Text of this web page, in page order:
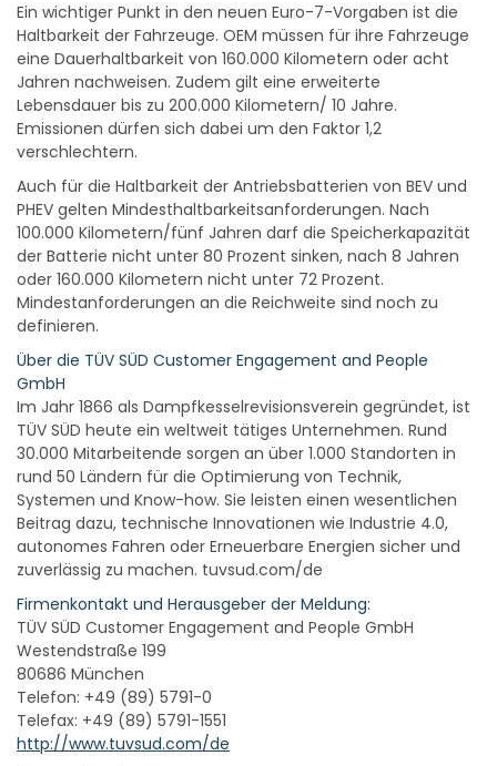
Ein wichtiger Punkt in den neuen Euro-7-Vorgaben ist die
Haltbarkeit der Fahrzeuge. OEM müssen für ihre Fahrzeuge
eine Dauerhaltbarkeit von 160.000 Kilometern oder acht
Jahren nachweisen. Zudem gilt eine erweiterte
Lebensdauer bis zu 200.000 Kilometern/ 10 Jahre.
Emissionen dürfen sich dabei um den Faktor 1,2
verschlechtern.
Auch für die Haltbarkeit der Antriebsbatterien von BEV und
PHEV gelten Mindesthaltbarkeitsanforderungen. Nach
100.000 Kilometern/fünf Jahren darf die Speicherkapazität
der Batterie nicht unter 80 Prozent sinken, nach 8 Jahren
oder 160.000 Kilometern nicht unter 72 Prozent.
Mindestanforderungen an die Reichweite sind noch zu
definieren.
Über die TÜV SÜD Customer Engagement and People
GmbH
Im Jahr 1866 als Dampfkesselrevisionsverein gegründet, ist
TÜV SÜD heute ein weltweit tätiges Unternehmen. Rund
30.000 Mitarbeitende sorgen an über 1.000 Standorten in
rund 50 Ländern für die Optimierung von Technik,
Systemen und Know-how. Sie leisten einen wesentlichen
Beitrag dazu, technische Innovationen wie Industrie 4.0,
autonomes Fahren oder Erneuerbare Energien sicher und
zuverlässig zu machen. tuvsud.com/de
Firmenkontakt und Herausgeber der Meldung:
TÜV SÜD Customer Engagement and People GmbH
Westendstraße 199
80686 München
Telefon: +49 (89) 5791-0
Telefax: +49 (89) 5791-1551
http://www.tuvsud.com/de